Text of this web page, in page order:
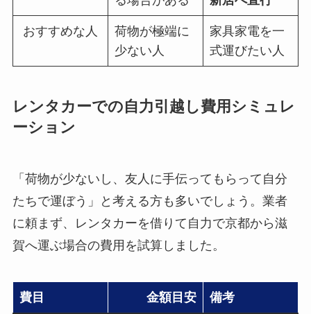
おすすめな人
荷物が極端に
少ない人
家具家電を一
式運びたい人
レンタカーでの自力引越し費用シミュレ
ーション
「荷物が少ないし、友人に手伝ってもらって自分
たちで運ぼう」と考える方も多いでしょう。業者
に頼まず、レンタカーを借りて自力で京都から滋
賀へ運ぶ場合の費用を試算しました。
費目 金額目安 備考